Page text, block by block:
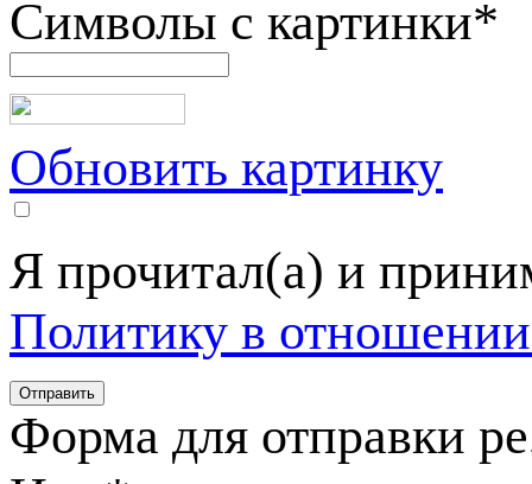
Символы с картинки*
Обновить картинку
Я прочитал(а) и
Политику в
Форма для отправки